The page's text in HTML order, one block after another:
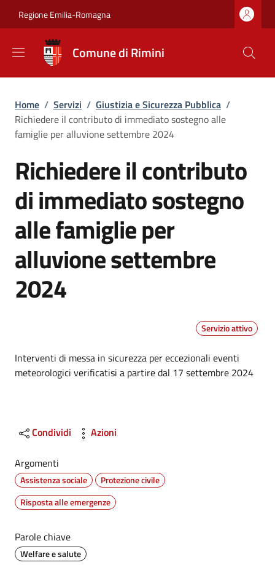
Regione Emilia-Romagna
Comune di Rimini
Briciole di pane
Home / Servizi / Giustizia e Sicurezza Pubblica /
Richiedere il contributo di immediato sostegno alle
famiglie per alluvione settembre 2024
Richiedere il contributo
di immediato sostegno
alle famiglie per
alluvione settembre
2024
Servizio attivo
Dettagli
Interventi di messa in sicurezza per eccezionali eventi
meteorologici verificatisi a partire dal 17 settembre 2024
Condividi Azioni
Argomenti
Assistenza sociale
Protezione civile
Risposta alle emergenze
Parole chiave
Welfare e salute